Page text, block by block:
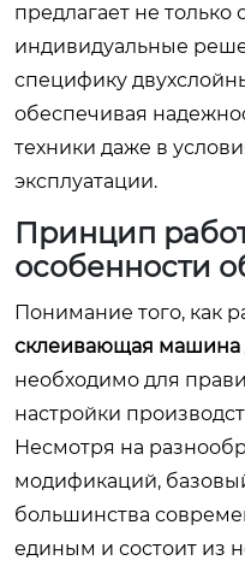
предлагает не
индивидуальные
специфику
обеспечивая
техники даже в
эксплуатации.
Принцип
особенности
Понимание того, как
склеивающая машина
необходимо для
настройки
Несмотря на
модификаций,
большинства
единым и состоит из